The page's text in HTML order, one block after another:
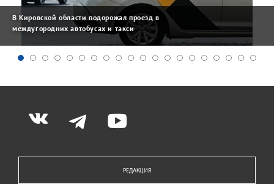
В Кировской области подорожал проезд в
междугородних автобусах и такси
РЕДАКЦИЯ